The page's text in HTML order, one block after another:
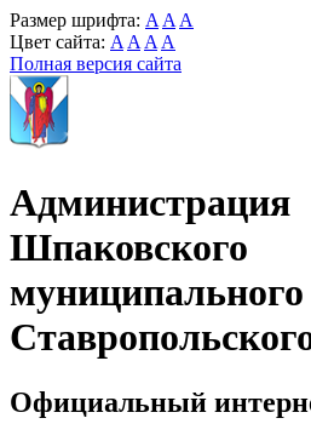
Размер шрифта: A A A
Цвет сайта: A A A A
Полная версия сайта
Администрация
Шпаковского
муниципального
Официальный